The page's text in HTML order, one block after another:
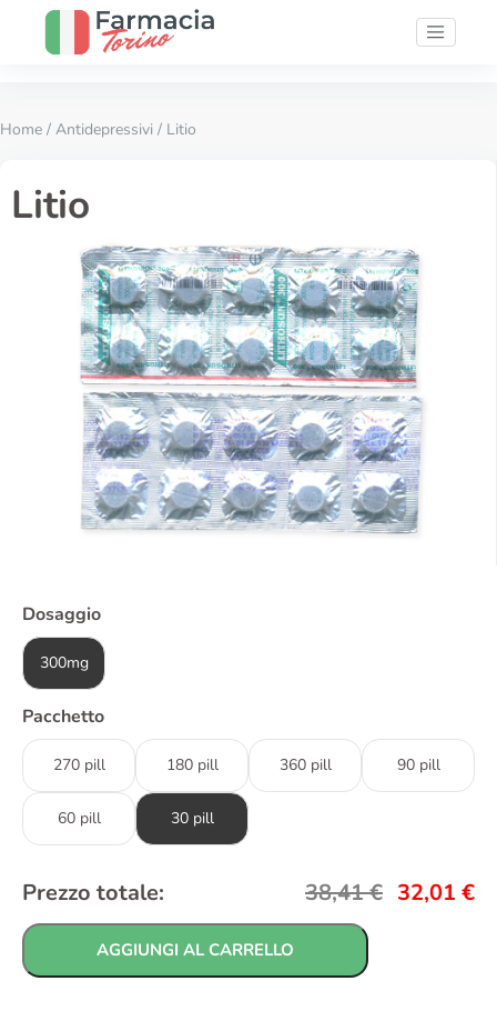
Home / Antidepressivi / Litio
Litio
Dosaggio
300mg
Pacchetto
270 pill 180 pill 360 pill 90 pill
60 pill 30 pill
Prezzo totale: 38,41€ 32,01 €
AGGIUNGI AL CARRELLO